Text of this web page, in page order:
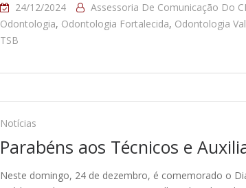
24/12/2024
Assessoria De Comunicação Do
Odontologia, Odontologia Fortalecida, Odontologia
TSB
Notícias
Parabéns aos Técnicos e
Neste domingo, 24 de dezembro, é comemorado o